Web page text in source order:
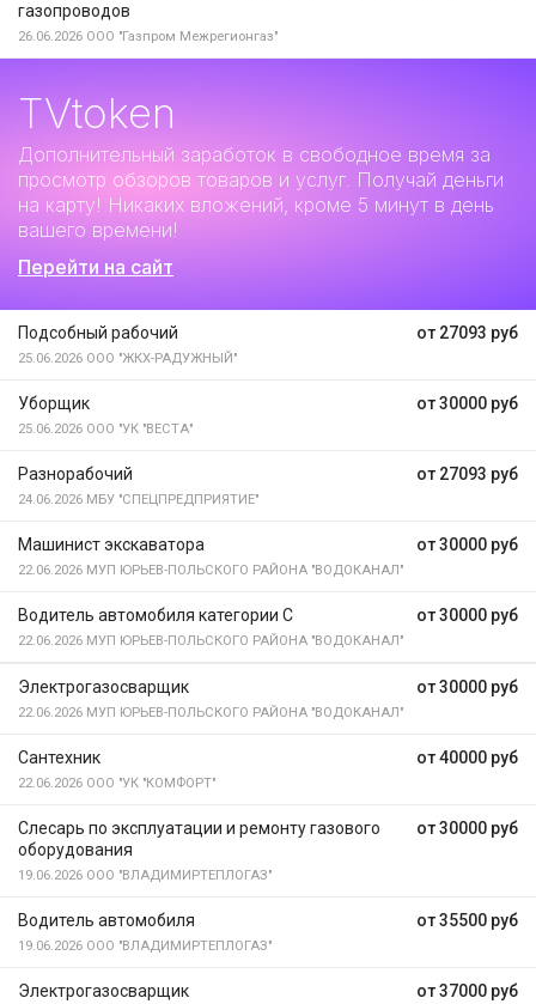
газопроводов
26.06.2026 ООО "Газпром Межрегионгаз"
TVtoken
Дополнительный заработок в свободное время за
просмотр обзоров товаров и услуг. Получай деньги
на карту! Никаких вложений, кроме 5 минут в день
вашего времени!
Перейти на сайт
от 27093 руб
Подсобный рабочий
25.06.2026 ООО "ЖКХ-РАДУЖНЫЙ"
от 30000 руб
Уборщик
25.06.2026 ООО "УК "ВЕСТА"
от 27093 руб
Разнорабочий
24.06.2026 МБУ "СПЕЦПРЕДПРИЯТИЕ"
от 30000 руб
Машинист экскаватора
22.06.2026 МУП ЮРЬЕВ-ПОЛЬСКОГО РАЙОНА "ВОДОКАНАЛ"
от 30000 руб
Водитель автомобиля категории С
22.06.2026 МУП ЮРЬЕВ-ПОЛЬСКОГО РАЙОНА "ВОДОКАНАЛ"
от 30000 руб
Электрогазосварщик
22.06.2026 МУП ЮРЬЕВ-ПОЛЬСКОГО РАЙОНА "ВОДОКАНАЛ"
от 40000 руб
Сантехник
22.06.2026 ООО "УК "КОМФОРТ"
от 30000 руб
Слесарь по эксплуатации и ремонту газового
оборудования
19.06.2026 ООО "ВЛАДИМИРТЕПЛОГАЗ"
от 35500 руб
Водитель автомобиля
19.06.2026 ООО "ВЛАДИМИРТЕПЛОГАЗ"
от 37000 руб
Электрогазосварщик